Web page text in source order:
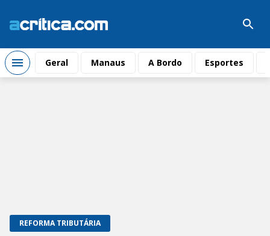
Geral Manaus A Bordo Esportes
REFORMA TRIBUTÁRIA